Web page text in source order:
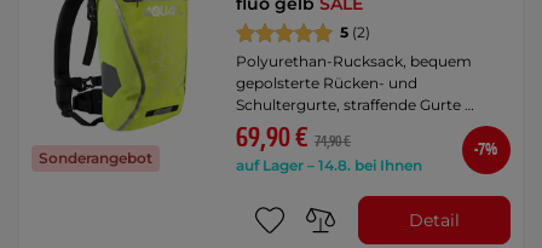
Sonderangebot
5 (2)
Polyurethan-Rucksack, bequem
gepolsterte Rücken- und
Schultergurte, straffende Gurte …
69,90 € 74,90 €
auf Lager – 14.8. bei Ihnen
-7%
Detail